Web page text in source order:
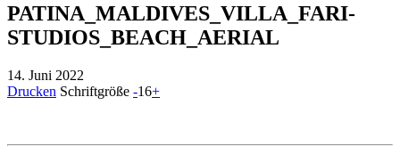
PATINA_MALDIVES_VILLA_FARI-
STUDIOS_BEACH_AERIAL
14. Juni 2022
Drucken Schriftgröße -16+